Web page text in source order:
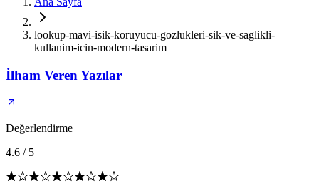
lookup-mavi-isik-koruyucu-gozlukleri-sik-ve-saglikli-
kullanim-icin-modern-tasarim
İlham Veren Yazılar
Değerlendirme
4.6 / 5